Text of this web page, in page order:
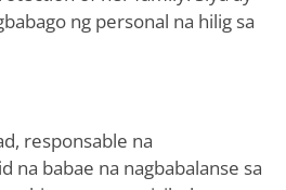
ng personal na hilig sa
responsable na
na babae na nagbabalanse sa